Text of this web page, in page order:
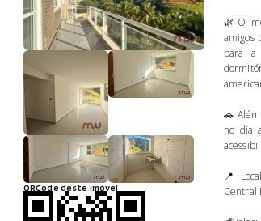
QRCode deste imóvel
🌿 O
amigos
para a
🚗
no dia
📍
Central